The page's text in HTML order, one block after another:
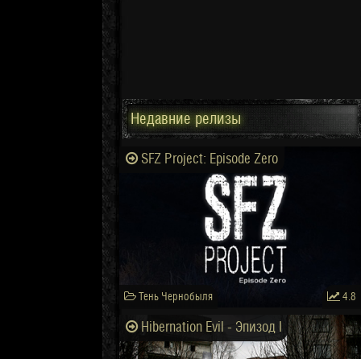
Недавние релизы
SFZ Project: Episode Zero
Тень Чернобыля 4.8
Hibernation Evil - Эпизод I